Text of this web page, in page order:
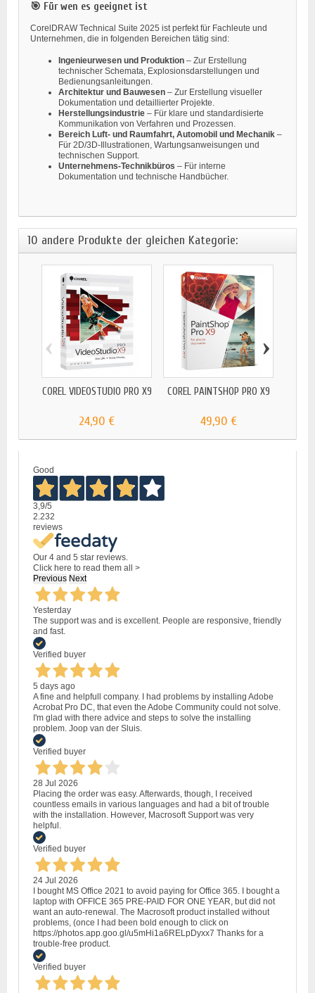
🎯 Für wen es geeignet ist
CorelDRAW Technical Suite 2025 ist perfekt für Fachleute und
Unternehmen, die in folgenden Bereichen tätig sind:
Ingenieurwesen und Produktion – Zur Erstellung
technischer Schemata, Explosionsdarstellungen und
Bedienungsanleitungen.
Architektur und Bauwesen – Zur Erstellung visueller
Dokumentation und detaillierter Projekte.
Herstellungsindustrie – Für klare und standardisierte
Kommunikation von Verfahren und Prozessen.
Bereich Luft- und Raumfahrt, Automobil und Mechanik –
Für 2D/3D-Illustrationen, Wartungsanweisungen und
technischen Support.
Unternehmens-Technikbüros – Für interne
Dokumentation und technische Handbücher.
10 andere Produkte der gleichen Kategorie:
COREL VIDEOSTUDIO PRO X9
24,90 €
COREL PAINTSHOP PRO X9
49,90 €
‹ ›
Good
3,9/5
2.232
reviews
Our 4 and 5 star reviews.
Click here to read them all >
Previous Next
Yesterday
The support was and is excellent. People are responsive, friendly
and fast.
Verified buyer
5 days ago
A fine and helpfull company. I had problems by installing Adobe
Acrobat Pro DC, that even the Adobe Community could not solve.
I'm glad with there advice and steps to solve the installing
problem. Joop van der Sluis.
Verified buyer
28 Jul 2026
Placing the order was easy. Afterwards, though, I received
countless emails in various languages and had a bit of trouble
with the installation. However, Macrosoft Support was very
helpful.
Verified buyer
24 Jul 2026
I bought MS Office 2021 to avoid paying for Office 365. I bought a
laptop with OFFICE 365 PRE-PAID FOR ONE YEAR, but did not
want an auto-renewal. The Macrosoft product installed without
problems, (once I had been bold enough to click on
https://photos.app.goo.gl/u5mHi1a6RELpDyxx7 Thanks for a
trouble-free product.
Verified buyer